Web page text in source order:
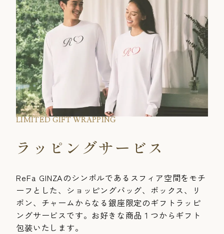
LIMITED GIFT WRAPPING
ラッピングサービス
ReFa GINZAのシンボルであるスフィア空間をモチ
ーフとした、ショッピングバッグ、ボックス、リ
ボン、チャームからなる銀座限定のギフトラッピ
ングサービスです。お好きな商品１つからギフト
包装いたします。